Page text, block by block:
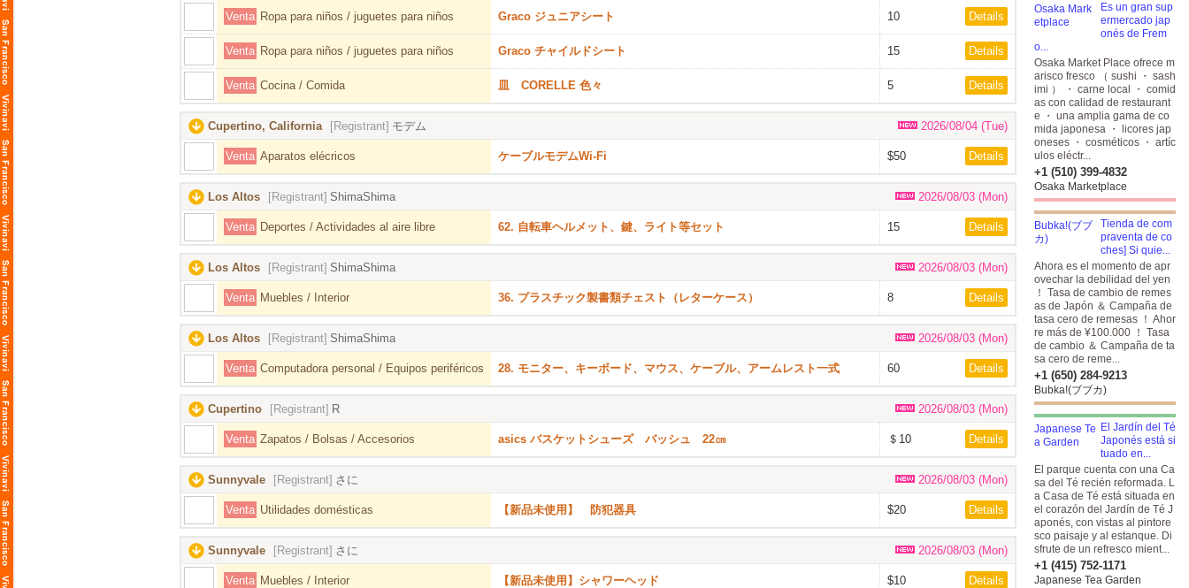
Venta Ropa para niños / juguetes para niños Graco ジュニアシート 10 Details
Venta Ropa para niños / juguetes para niños Graco チャイルドシート 15 Details
Venta Cocina / Comida 皿 CORELLE 色々 5 Details
Cupertino, California [Registrant] モデム 2026/08/04 (Tue)
Venta Aparatos elécricos ケーブルモデムWi-Fi $50 Details
Los Altos [Registrant] ShimaShima 2026/08/03 (Mon)
Venta Deportes / Actividades al aire libre 62. 自転車ヘルメット、鍵、ライト等セット 15 Details
Los Altos [Registrant] ShimaShima 2026/08/03 (Mon)
Venta Muebles / Interior 36. プラスチック製書類チェスト（レターケース） 8 Details
Los Altos [Registrant] ShimaShima 2026/08/03 (Mon)
Venta Computadora personal / Equipos periféricos 28. モニター、キーボード、マウス、ケーブル、アームレスト一式 60 Details
Cupertino [Registrant] R 2026/08/03 (Mon)
Venta Zapatos / Bolsas / Accesorios asics バスケットシューズ バッシュ 22㎝ ＄10 Details
Sunnyvale [Registrant] さに 2026/08/03 (Mon)
Venta Utilidades domésticas 【新品未使用】 防犯器具 $20 Details
Sunnyvale [Registrant] さに 2026/08/03 (Mon)
Venta Muebles / Interior 【新品未使用】シャワーヘッド $10 Details
Es un gran sup
ermercado jap
onés de Frem
o...
Osaka Market Place ofrece m
arisco fresco （ sushi ・ sash
imi ） ・ carne local ・ comid
as con calidad de restaurant
e ・ una amplia gama de co
mida japonesa ・ licores jap
oneses ・ cosméticos ・ artíc
ulos eléctr...
+1 (510) 399-4832
Osaka Marketplace
Tienda de com
praventa de co
ches] Si quie...
Ahora es el momento de apr
ovechar la debilidad del yen
！ Tasa de cambio de remes
as de Japón ＆ Campaña de
tasa cero de remesas ！ Ahor
re más de ¥100.000 ！ Tasa
de cambio ＆ Campaña de ta
sa cero de reme...
+1 (650) 284-9213
Bubka!(ブブカ)
El Jardín del Té
Japonés está si
tuado en...
El parque cuenta con una Ca
sa del Té recién reformada. L
a Casa de Té está situada en
el corazón del Jardín de Té J
aponés, con vistas al pintore
sco paisaje y al estanque. Di
sfrute de un refresco mient...
+1 (415) 752-1171
Japanese Tea Garden